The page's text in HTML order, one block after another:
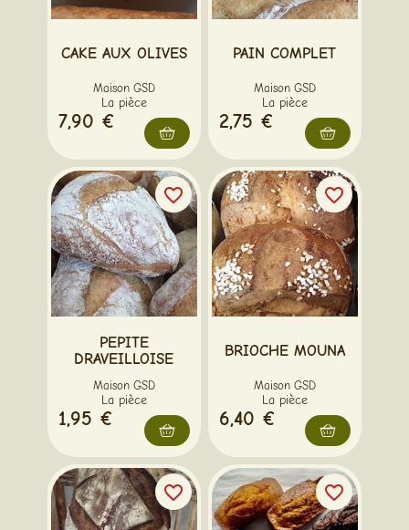
CAKE AUX OLIVES
Maison GSD
La pièce
7,90 €
PAIN COMPLET
Maison GSD
La pièce
2,75 €
PEPITE
DRAVEILLOISE
Maison GSD
La pièce
1,95 €
favorite_border
BRIOCHE MOUNA
Maison GSD
La pièce
6,40 €
favorite_border
favorite_border favorite_border